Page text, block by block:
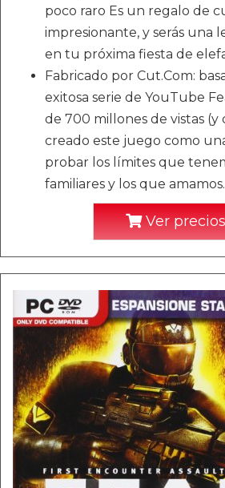
poco raro Es un regalo de
impresionante, y serás una
en tu próxima fiesta de
Fabricado por Cut.Com:
exitosa serie de YouTube
de 700 millones de vistas (y
creado este juego como
probar los límites que
familiares y los que amamos.
Ver